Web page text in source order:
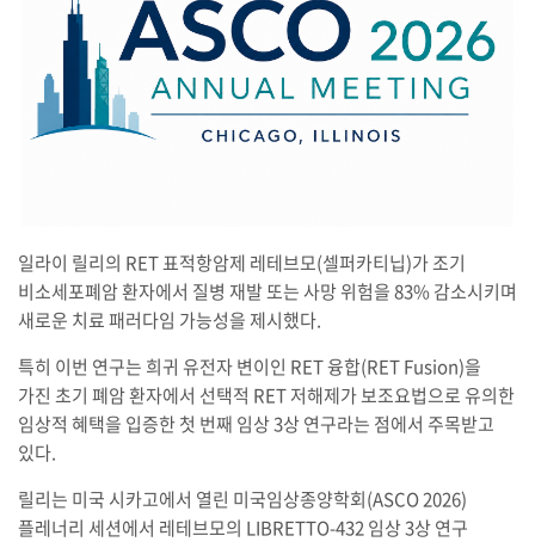
일라이 릴리의 RET 표적항암제 레테브모(셀퍼카티닙)가 조기
비소세포폐암 환자에서 질병 재발 또는 사망 위험을 83% 감소시키며
새로운 치료 패러다임 가능성을 제시했다.
특히 이번 연구는 희귀 유전자 변이인 RET 융합(RET Fusion)을
가진 초기 폐암 환자에서 선택적 RET 저해제가 보조요법으로 유의한
임상적 혜택을 입증한 첫 번째 임상 3상 연구라는 점에서 주목받고
있다.
릴리는 미국 시카고에서 열린 미국임상종양학회(ASCO 2026)
플레너리 세션에서 레테브모의 LIBRETTO-432 임상 3상 연구